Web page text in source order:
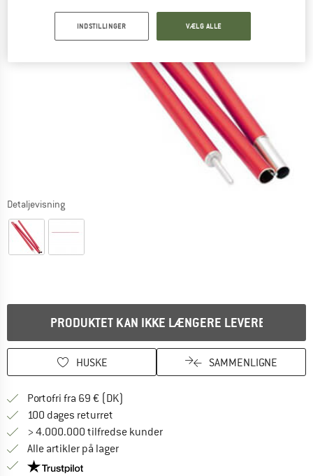
Detaljevisning
PRODUKTET KAN IKKE LÆNGERE LEVERES
HUSKE SAMMENLIGNE
Portofri fra 69 € (DK)
100 dages returret
> 4.000.000 tilfredse kunder
Alle artikler på lager
Vi er Trustpilot-certificeret - oplysningerne får du
INDSTILLINGER VÆLG ALLE